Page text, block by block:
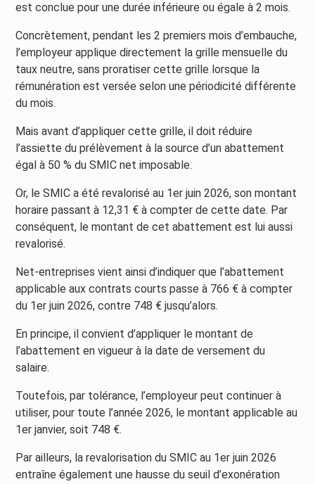
est conclue pour une durée inférieure ou égale à 2 mois.
Concrètement, pendant les 2 premiers mois d’embauche,
l’employeur applique directement la grille mensuelle du
taux neutre, sans proratiser cette grille lorsque la
rémunération est versée selon une périodicité différente
du mois.
Mais avant d’appliquer cette grille, il doit réduire
l’assiette du prélèvement à la source d’un abattement
égal à 50 % du SMIC net imposable.
Or, le SMIC a été revalorisé au 1er juin 2026, son montant
horaire passant à 12,31 € à compter de cette date. Par
conséquent, le montant de cet abattement est lui aussi
revalorisé.
Net-entreprises vient ainsi d’indiquer que l’abattement
applicable aux contrats courts passe à 766 € à compter
du 1er juin 2026, contre 748 € jusqu’alors.
En principe, il convient d’appliquer le montant de
l’abattement en vigueur à la date de versement du
salaire.
Toutefois, par tolérance, l’employeur peut continuer à
utiliser, pour toute l’année 2026, le montant applicable au
1er janvier, soit 748 €.
Par ailleurs, la revalorisation du SMIC au 1er juin 2026
entraîne également une hausse du seuil d’exonération